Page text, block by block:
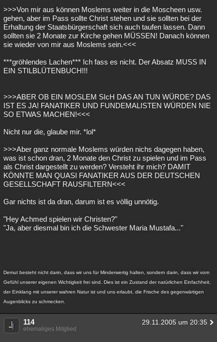
>>>Von mir aus können Moslems weiter in die Moscheen usw.
gehen, aber im Pass sollte Christ stehen und sie sollten bei der
Erhaltung der Staatsbürgerschaft sich auch taufen lassen. Dann
sollten sie 2 Monate zur Kirche gehen MÜSSEN! Danach können
sie wieder von mir aus Moslems sein.<<<
***gröhlendes Lachen*** Ich fass es nicht. Der Absatz MUSS IN
EIN STILBLÜTENBUCH!!!
>>>ABER OB EIN MOSLEM SIcH DAS AN TUN WÜRDE? DAS
IST ES JA! FANATIKER UND FUNDEMALISTEN WÜRDEN NIE
SO ETWAS MACHEN!<<<
Nicht nur die, glaube mir. *lol*
>>>Aber ganz normale Moslems würden nichs dagegen haben,
was ist schon dran, 2 Monate den Christ zu spielen und im Pass
als Christ dargestellt zu werden? Versteht ihr mich? DAMIT
KÖNNTE MAN QUASI FANATIKER AUS DER DEUTSCHEN
GESELLSCHAFT RAUSFILTERN<<<
Gar nichts ist da dran, darum ist es völlig unnötig.
"Hey Achmed spielen wir Christen?"
"Ja, aber diesmal bin ich die Schwester Maria Mustafa..."
Demut besteht nicht darin, dass wir uns für Minderwertig halten, sondern darin, dass wir vom
Gefühl unserer eigenen Wichtigkeit frei sind. Dies ist ein Zustand der natürlichen Einfachheit,
der Einklang mit unserer wahren Natur ist und uns erlaubt, die Frische des gegenwärtigen
Augenblicks zu schmecken.
114 29.11.2005 um 20:35
ehemaliges Mitglied